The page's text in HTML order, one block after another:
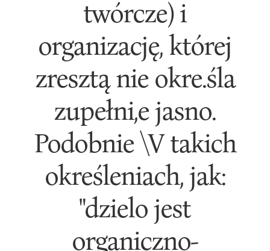
twórcze) i
organizację, której
zresztą nie okre.śla
zupełni,e jasno.
Podobnie \V takich
określeniach, jak:
"dzielo jest
organiczno-